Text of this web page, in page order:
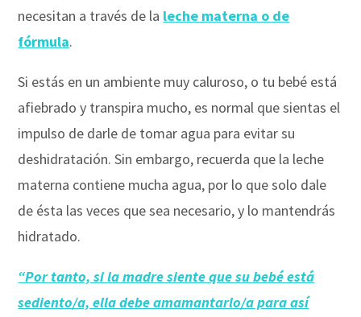
necesitan a través de la leche materna o de
fórmula.
Si estás en un ambiente muy caluroso, o tu bebé está
afiebrado y transpira mucho, es normal que sientas el
impulso de darle de tomar agua para evitar su
deshidratación. Sin embargo, recuerda que la leche
materna contiene mucha agua, por lo que solo dale
de ésta las veces que sea necesario, y lo mantendrás
hidratado.
“Por tanto, si la madre siente que su bebé está
sediento/a, ella debe amamantarlo/a para así